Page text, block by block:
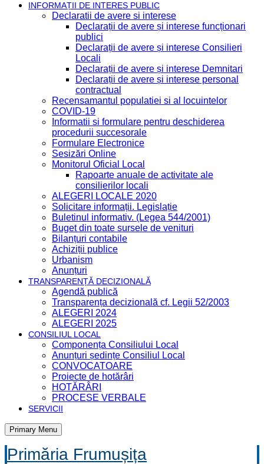
INFORMAȚII DE INTERES PUBLIC
Declaratii de avere si interese
Declarații de avere și interese funcționari
publici
Declarații de avere și interese Consilieri
Locali
Declarații de avere și interese Demnitari
Declarații de avere și interese personal
contractual
Recensamantul populatiei si al locuintelor
COVID-19
Informatii si formulare pentru deschiderea
procedurii succesorale
Formulare Electronice
Sesizări Online
Monitorul Oficial Local
Rapoarte anuale de activitate ale
consilierilor locali
ALEGERI LOCALE 2020
Solicitare informații. Legislație
Buletinul informativ. (Legea 544/2001)
Buget din toate sursele de venituri
Bilanțuri contabile
Achiziții publice
Urbanism
Anunțuri
TRANSPARENȚĂ DECIZIONALĂ
Agendă publică
Transparența decizională cf. Legii 52/2003
ALEGERI 2024
ALEGERI 2025
CONSILIUL LOCAL
Componența Consiliului Local
Anunțuri ședințe Consiliul Local
CONVOCATOARE
Proiecte de hotărâri
HOTĂRÂRI
PROCESE VERBALE
SERVICII
Primary Menu
Primăria Frumușița